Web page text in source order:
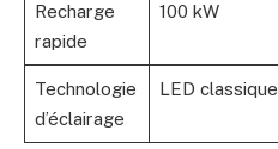
Recharge
rapide
100 kW
Technologie
d’éclairage
LED classique